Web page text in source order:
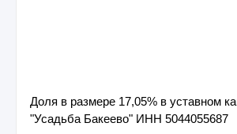
Доля в размере 17,05% в уставном
"Усадьба Бакеево" ИНН 5044055687